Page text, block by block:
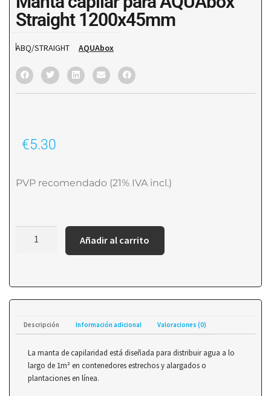
Straight 1200x45mm
ABQ/STRAIGHT AQUAbox
€5.30
PVP recomendado (21% IVA incl.)
Añadir al carrito
Descripción Información adicional Valoraciones (0)
La manta de capilaridad está diseñada para distribuir agua a lo
largo de 1m² en contenedores estrechos y alargados o
plantaciones en línea.